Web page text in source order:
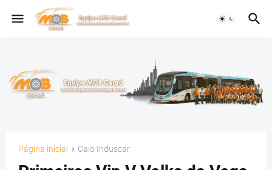
Página inicial Caio Induscar